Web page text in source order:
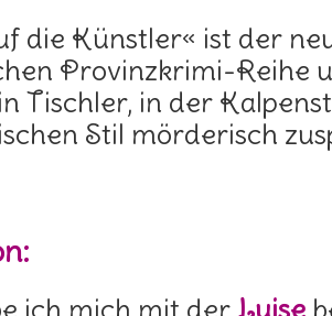
die Künstler« ist der
Provinzkrimi-Reihe
Tischler, in der
Stil mörderisch